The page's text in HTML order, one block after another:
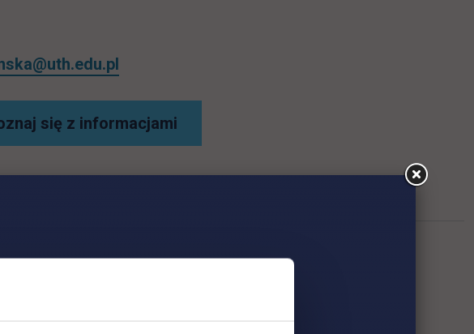
się z informacjami